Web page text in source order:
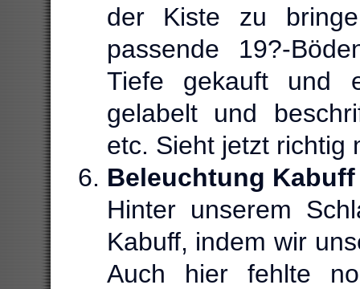
der Kiste zu
passende 19?-
Tiefe gekauft und
gelabelt und
etc. Sieht jetzt richtig
Beleuchtung Kabuff
Hinter unserem
Kabuff, indem wir
Auch hier fehlte